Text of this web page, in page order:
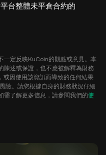
台整體未平倉合約的
一定反映KuCoin的觀點或意見。本
陳述或保證，也不應被解釋為財務
或因使用該資訊而導致的任何結果
險。請您根據自身的財務狀況仔細
需了解更多信息，請參閱我們的使